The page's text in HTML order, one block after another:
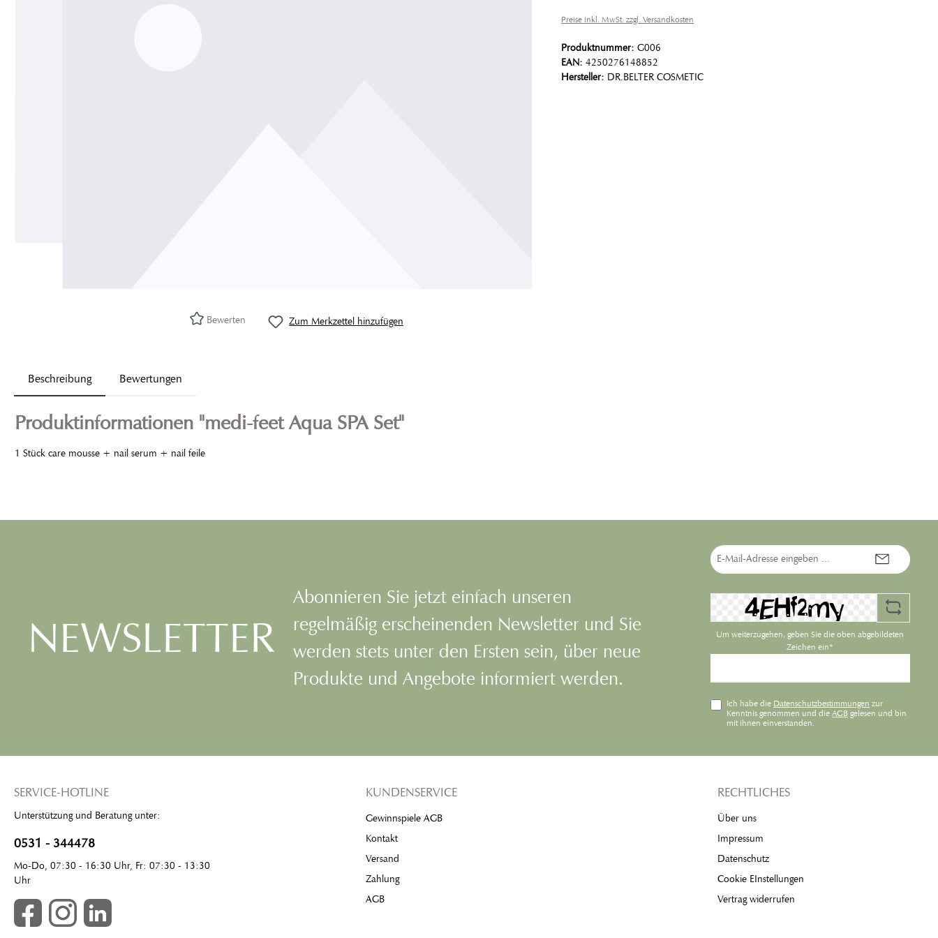
Zum Merkzettel hinzufügen
Bewerten
Preise inkl. MwSt. zzgl. Versandkosten
Produktnummer: G006
EAN: 4250276148852
Hersteller: DR.BELTER COSMETIC
Beschreibung Bewertungen
Produktinformationen "medi-feet Aqua SPA Set"
1 Stück care mousse + nail serum + nail feile
NEWSLETTER
Abonnieren Sie jetzt einfach unseren
regelmäßig erscheinenden Newsletter und Sie
werden stets unter den Ersten sein, über neue
Produkte und Angebote informiert werden.
E-
Mail-
Adresse*
Um weiterzugehen, geben Sie die oben abgebildeten
Zeichen ein*
Ich habe die Datenschutzbestimmungen zur
Kenntnis genommen und dieAGBgelesen und bin
mit ihnen einverstanden.
SERVICE-HOTLINE
Unterstützung und Beratung unter:
0531 - 344478
Mo-Do, 07:30 - 16:30 Uhr, Fr: 07:30 - 13:30
Uhr
KUNDENSERVICE
Gewinnspiele AGB
Kontakt
Versand
Zahlung
AGB
RECHTLICHES
Über uns
Impressum
Datenschutz
Cookie EInstellungen
Vertrag widerrufen